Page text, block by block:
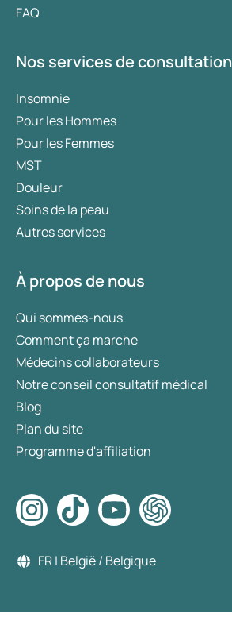
FAQ
Nos services de consultation
Insomnie
Pour les Hommes
Pour les Femmes
MST
Douleur
Soins de la peau
Autres services
À propos de nous
Qui sommes-nous
Comment ça marche
Médecins collaborateurs
Notre conseil consultatif médical
Blog
Plan du site
Programme d'affiliation
FR | België / Belgique